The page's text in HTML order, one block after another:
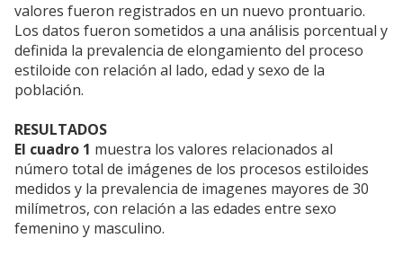
valores fueron registrados en un nuevo prontuario.
Los datos fueron sometidos a una análisis porcentual y
definida la prevalencia de elongamiento del proceso
estiloide con relación al lado, edad y sexo de la
población.
RESULTADOS
El cuadro 1 muestra los valores relacionados al
número total de imágenes de los procesos estiloides
medidos y la prevalencia de imagenes mayores de 30
milímetros, con relación a las edades entre sexo
femenino y masculino.